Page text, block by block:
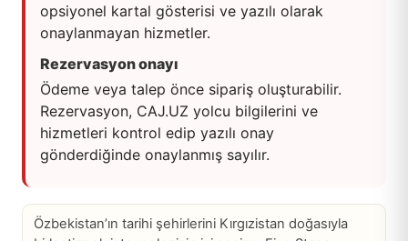
opsiyonel kartal gösterisi ve yazılı olarak
onaylanmayan hizmetler.
Rezervasyon onayı
Ödeme veya talep önce sipariş oluşturabilir.
Rezervasyon, CAJ.UZ yolcu bilgilerini ve
hizmetleri kontrol edip yazılı onay
gönderdiğinde onaylanmış sayılır.
Özbekistan’ın tarihi şehirlerini Kırgızistan doğasıyla